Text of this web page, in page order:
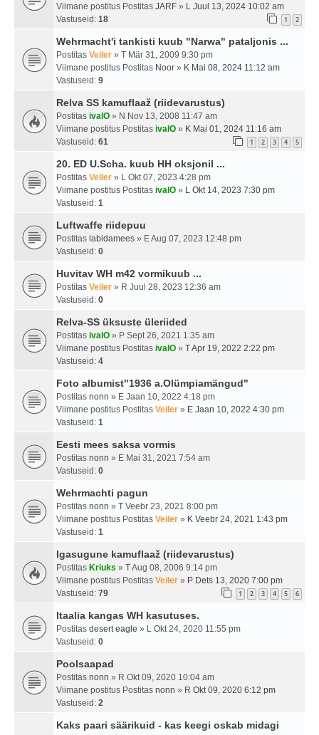
Viimane postitus Postitas JARF » L Juul 13, 2024 10:02 am
Vastuseid: 18 1 2
Wehrmacht'i tankisti kuub "Narwa" pataljonis ...
Postitas Veiler » T Mär 31, 2009 9:30 pm
Viimane postitus Postitas Noor » K Mai 08, 2024 11:12 am
Vastuseid: 9
Relva SS kamuflaaž (riidevarustus)
Postitas ivalO » N Nov 13, 2008 11:47 am
Viimane postitus Postitas ivalO » K Mai 01, 2024 11:16 am
Vastuseid: 61 1 2 3 4 5
20. ED U.Scha. kuub HH oksjonil ...
Postitas Veiler » L Okt 07, 2023 4:28 pm
Viimane postitus Postitas ivalO » L Okt 14, 2023 7:30 pm
Vastuseid: 1
Luftwaffe riidepuu
Postitas labidamees » E Aug 07, 2023 12:48 pm
Vastuseid: 0
Huvitav WH m42 vormikuub ...
Postitas Veiler » R Juul 28, 2023 12:36 am
Vastuseid: 0
Relva-SS üksuste üleriided
Postitas ivalO » P Sept 26, 2021 1:35 am
Viimane postitus Postitas ivalO » T Apr 19, 2022 2:22 pm
Vastuseid: 4
Foto albumist"1936 a.Olümpiamängud"
Postitas nonn » E Jaan 10, 2022 4:18 pm
Viimane postitus Postitas Veiler » E Jaan 10, 2022 4:30 pm
Vastuseid: 1
Eesti mees saksa vormis
Postitas nonn » E Mai 31, 2021 7:54 am
Vastuseid: 0
Wehrmachti pagun
Postitas nonn » T Veebr 23, 2021 8:00 pm
Viimane postitus Postitas Veiler » K Veebr 24, 2021 1:43 pm
Vastuseid: 1
Igasugune kamuflaaž (riidevarustus)
Postitas Kriuks » T Aug 08, 2006 9:14 pm
Viimane postitus Postitas Veiler » P Dets 13, 2020 7:00 pm
Vastuseid: 79 1 2 3 4 5 6
Itaalia kangas WH kasutuses.
Postitas desert eagle » L Okt 24, 2020 11:55 pm
Vastuseid: 0
Poolsaapad
Postitas nonn » R Okt 09, 2020 10:04 am
Viimane postitus Postitas nonn » R Okt 09, 2020 6:12 pm
Vastuseid: 2
Kaks paari säärikuid - kas keegi oskab midagi